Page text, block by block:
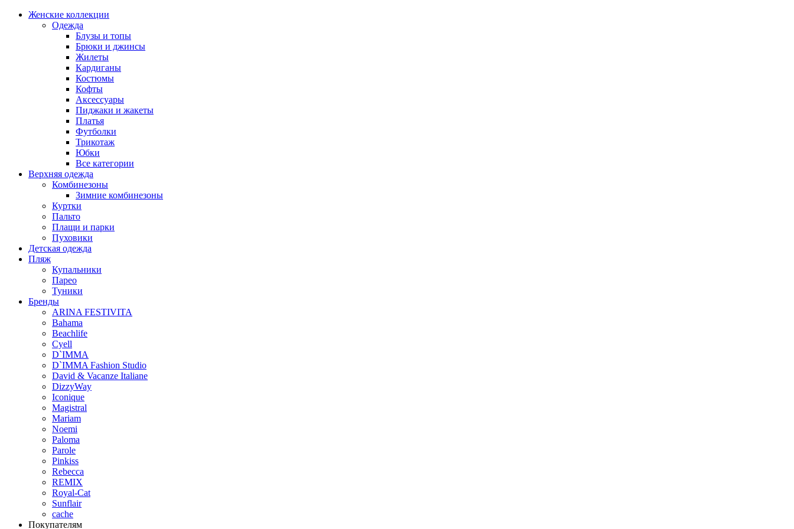
Женские коллекции
Одежда
Блузы и топы
Брюки и джинсы
Жилеты
Кардиганы
Костюмы
Кофты
Аксессуары
Пиджаки и жакеты
Платья
Футболки
Трикотаж
Юбки
Все категории
Верхняя одежда
Комбинезоны
Зимние комбинезоны
Куртки
Пальто
Плащи и парки
Пуховики
Детская одежда
Пляж
Купальники
Парео
Туники
Бренды
ARINA FESTIVITA
Bahama
Beachlife
Cyell
D`IMMA
D`IMMA Fashion Studio
David & Vacanze Italiane
DizzyWay
Iconique
Magistral
Mariam
Noemi
Paloma
Parole
Pinkiss
Rebecca
REMIX
Royal-Cat
Sunflair
cache
Покупателям